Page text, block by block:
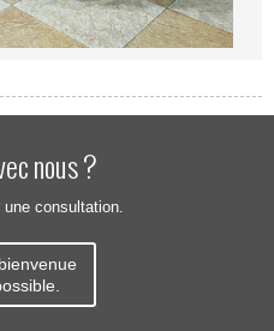
nous ?
consultation.